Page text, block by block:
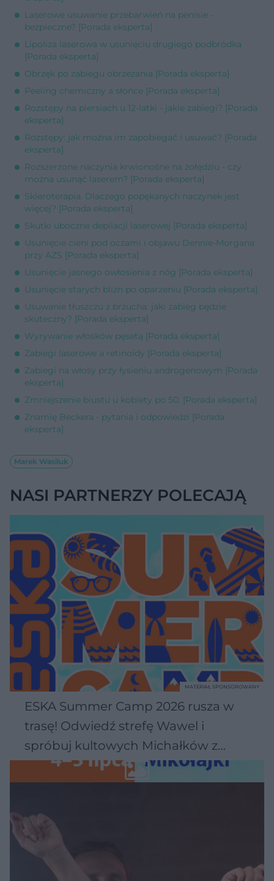
Laserowe usuwanie przebarwień na penisie -
bezpieczne? [Porada eksperta]
Lipoliza laserowa w usunięciu drugiego podbródka
[Porada eksperta]
Obrzęk po zabiegu obrzezania [Porada eksperta]
Peeling chemiczny a słońce [Porada eksperta]
Rozstępy na piersiach u 12-latki - jakie zabiegi? [Porada
eksperta]
Rozstępy: jak można im zapobiegać i usuwać? [Porada
eksperta]
Rozszerzone naczynia krwionośne na żołędziu - czy
można usunąć laserem? [Porada eksperta]
Skleroterapia. Dlaczego popękanych naczynek jest
więcej? [Porada eksperta]
Skutki uboczne depilacji laserowej [Porada eksperta]
Usunięcie cieni pod oczami i objawu Dennie-Morgana
przy AZS [Porada eksperta]
Usunięcie jasnego owłosienia z nóg [Porada eksperta]
Usunięcie starych blizn po oparzeniu [Porada eksperta]
Usuwanie tłuszczu z brzucha: jaki zabieg będzie
skuteczny? [Porada eksperta]
Wyrywanie włosków pęsetą [Porada eksperta]
Zabiegi laserowe a retinoidy [Porada eksperta]
Zabiegi na włosy przy łysieniu androgenowym [Porada
eksperta]
Zmniejszenie biustu u kobiety po 50. [Porada eksperta]
Znamię Beckera - pytania i odpowiedzi [Porada
eksperta]
Marek Wasiluk
NASI PARTNERZY POLECAJĄ
ESKA Summer Camp 2026 rusza w
trasę! Odwiedź strefę Wawel i
spróbuj kultowych Michałków z
Wawelu
MATERIAŁ SPONSOROWANY